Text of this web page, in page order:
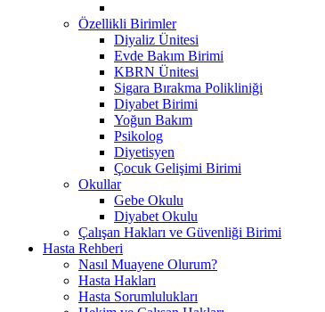
Özellikli Birimler
Diyaliz Ünitesi
Evde Bakım Birimi
KBRN Ünitesi
Sigara Bırakma Polikliniği
Diyabet Birimi
Yoğun Bakım
Psikolog
Diyetisyen
Çocuk Gelişimi Birimi
Okullar
Gebe Okulu
Diyabet Okulu
Çalışan Hakları ve Güvenliği Birimi
Hasta Rehberi
Nasıl Muayene Olurum?
Hasta Hakları
Hasta Sorumlulukları